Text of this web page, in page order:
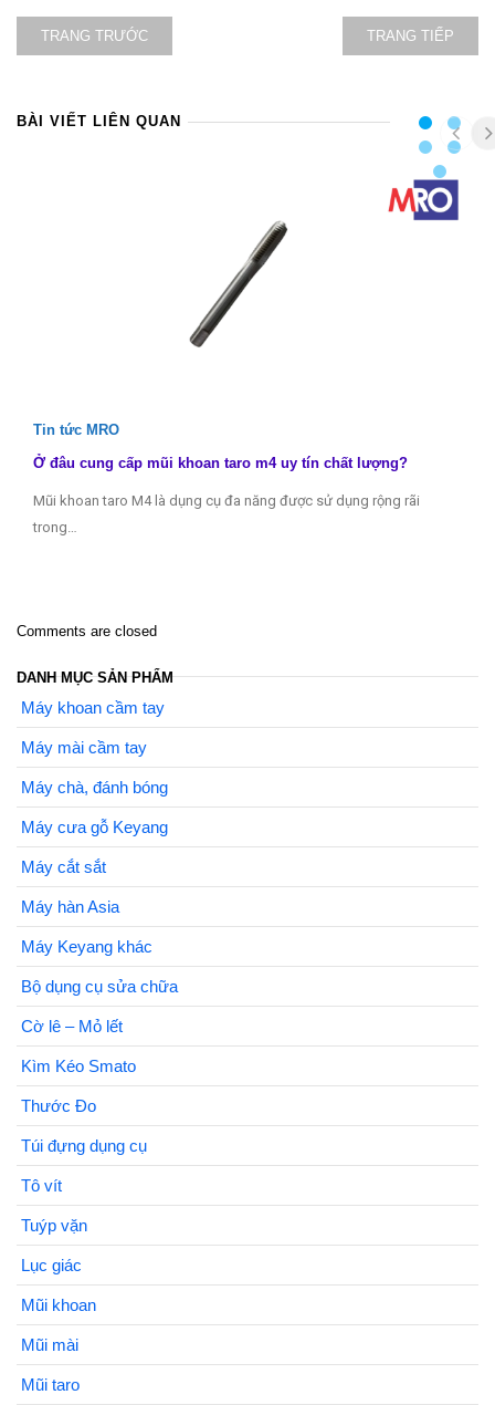
TRANG TRƯỚC TRANG TIẾP
BÀI VIẾT LIÊN QUAN
Tin tức MRO
Ở đâu cung cấp mũi khoan taro m4 uy tín chất lượng?
Mũi khoan taro M4 là dụng cụ đa năng được sử dụng rộng rãi
trong…
Comments are closed
DANH MỤC SẢN PHẨM
Máy khoan cầm tay
Máy mài cầm tay
Máy chà, đánh bóng
Máy cưa gỗ Keyang
Máy cắt sắt
Máy hàn Asia
Máy Keyang khác
Bộ dụng cụ sửa chữa
Cờ lê – Mỏ lết
Kìm Kéo Smato
Thước Đo
Túi đựng dụng cụ
Tô vít
Tuýp vặn
Lục giác
Mũi khoan
Mũi mài
Mũi taro